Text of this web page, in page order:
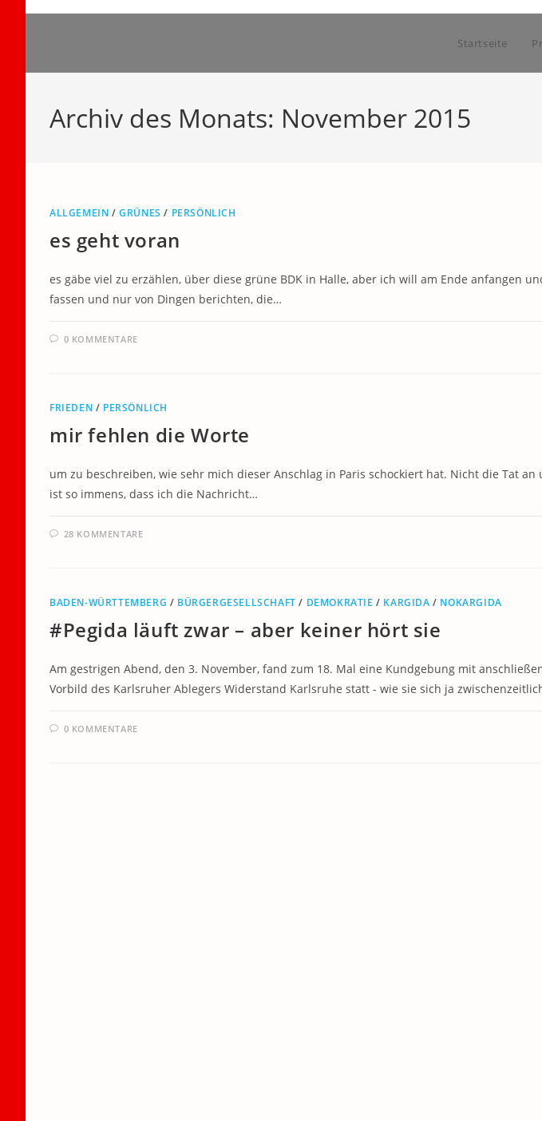
Startseite
Archiv des Monats: November 2015
ALLGEMEIN /GRÜNES / PERSÖNLICH
es geht voran
es gäbe viel zu erzählen, über diese grüne BDK in Halle, aber ich will am Ende anfangen
fassen und nur von Dingen berichten, die…
0 KOMMENTARE
FRIEDEN / PERSÖNLICH
mir fehlen die Worte
um zu beschreiben, wie sehr mich dieser Anschlag in Paris schockiert hat. Nicht die Tat
ist so immens, dass ich die Nachricht…
28 KOMMENTARE
BADEN-WÜRTTEMBERG / BÜRGERGESELLSCHAFT / DEMOKRATIE / KARGIDA / NOKARGIDA
#Pegida läuft zwar – aber keiner hört sie
Am gestrigen Abend, den 3. November, fand zum 18. Mal eine Kundgebung mit
Vorbild des Karlsruher Ablegers Widerstand Karlsruhe statt - wie sie sich ja
0 KOMMENTARE